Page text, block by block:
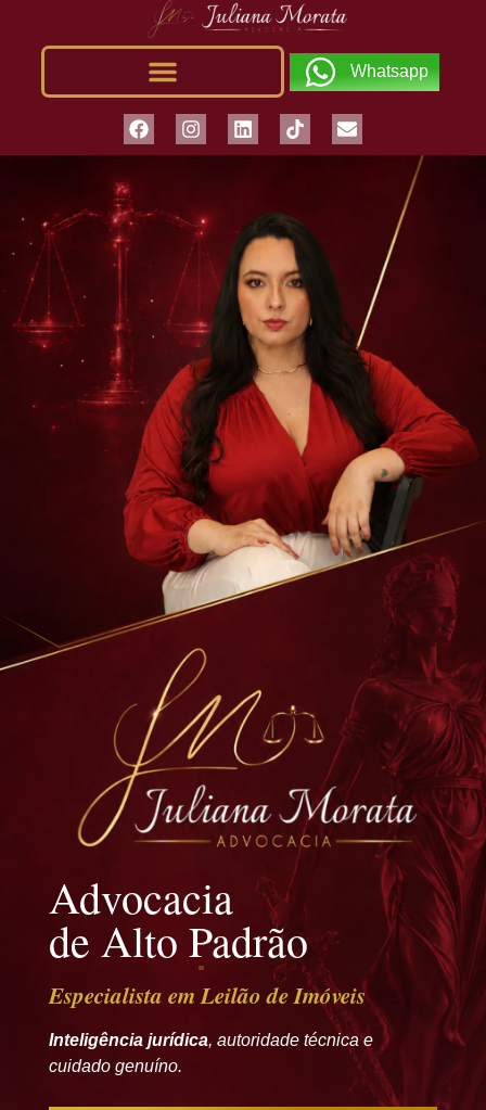
Whatsapp
Advocacia
de Alto Padrão
Especialista em Leilão de Imóveis
Inteligência jurídica, autoridade técnica e
cuidado genuíno.